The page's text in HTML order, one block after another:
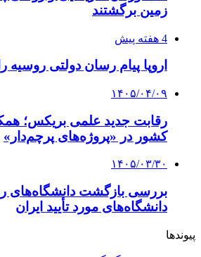
زمین برگشتند
4 هفته پیش
اروپا پیام رسان دولتی روسیه
۱۴۰۵/۰۴/۰۹
کشور در «پروژه‌های پرچم‌دار»
۱۴۰۵/۰۳/۳۰
بررسی بازگشت دانشگاه‌های
دانشگاه‌های مورد تأیید ایران
پیوندها